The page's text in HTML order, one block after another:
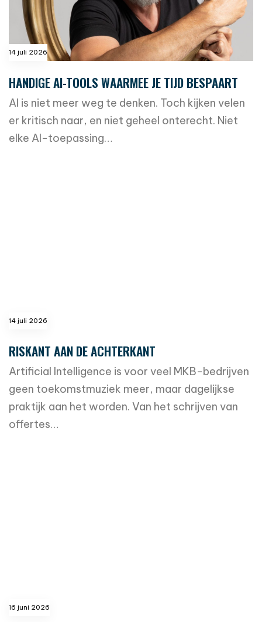
14 juli 2026
HANDIGE AI-TOOLS WAARMEE JE TIJD BESPAART
AI is niet meer weg te denken. Toch kijken velen
er kritisch naar, en niet geheel onterecht. Niet
elke AI-toepassing…
14 juli 2026
RISKANT AAN DE ACHTERKANT
Artificial Intelligence is voor veel MKB-bedrijven
geen toekomstmuziek meer, maar dagelijkse
praktijk aan het worden. Van het schrijven van
offertes…
16 juni 2026